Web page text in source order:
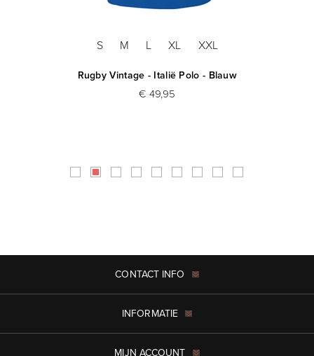
S M L XL XXL
Rugby Vintage - Italië Polo - Blauw
€ 49,95
CONTACT INFO
INFORMATIE
MIJN ACCOUNT